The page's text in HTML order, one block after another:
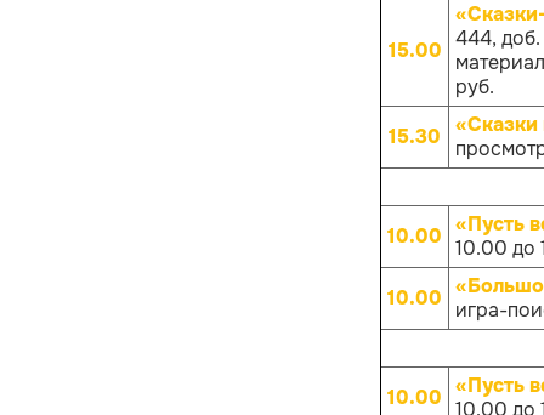
15.00 444,
руб.
15.30
«Сказки
10.00 «Пусть
10.00 до
10.00
игра-
10.00 «Пусть
10.00 до